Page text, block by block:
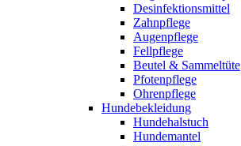
Desinfektionsmittel
Zahnpflege
Augenpflege
Fellpflege
Beutel & Sammeltüte
Pfotenpflege
Ohrenpflege
Hundebekleidung
Hundehalstuch
Hundemantel